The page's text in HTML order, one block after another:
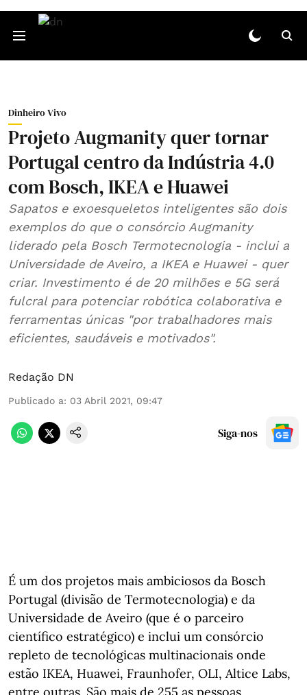
Dinheiro Vivo
Projeto Augmanity quer tornar
Portugal centro da Indústria 4.0
com Bosch, IKEA e Huawei
Sapatos e exoesqueletos inteligentes são dois
exemplos do que o consórcio Augmanity
liderado pela Bosch Termotecnologia - inclui a
Universidade de Aveiro, a IKEA e Huawei - quer
criar. Investimento é de 20 milhões e 5G será
fulcral para potenciar robótica colaborativa e
ferramentas únicas "por trabalhadores mais
eficientes, saudáveis e motivados".
Redação DN
Publicado a: 03 Abril 2021, 09:47
Siga-nos
É um dos projetos mais ambiciosos da Bosch
Portugal (divisão de Termotecnologia) e da
Universidade de Aveiro (que é o parceiro
científico estratégico) e inclui um consórcio
repleto de tecnológicas multinacionais onde
estão IKEA, Huawei, Fraunhofer, OLI, Altice Labs,